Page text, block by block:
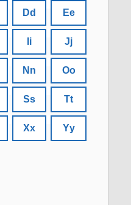
Dd Ee
Ii Jj
Nn Oo
Ss Tt
Xx Yy